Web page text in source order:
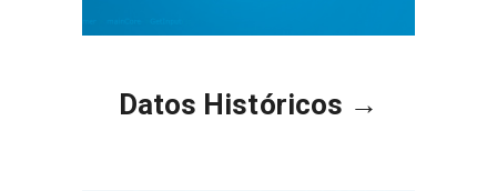
Datos Históricos →